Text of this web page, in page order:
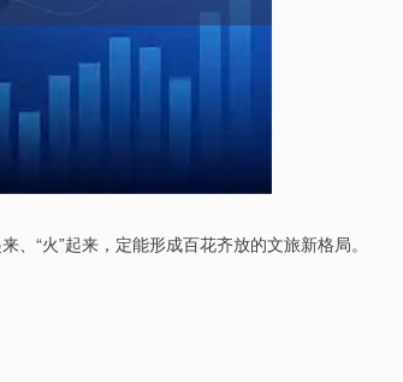
“火”起来，定能形成百花齐放的文旅新格局。